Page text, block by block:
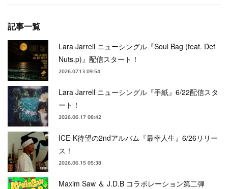
記事一覧
Lara Jarrell ニューシングル『Soul Bag (feat. Def
Nuts.p)』配信スタート！
2026.07.13 09:54
Lara Jarrell ニューシングル『手紙』6/22配信スタ
ート！
2026.06.17 08:42
ICE-K待望の2ndアルバム『最幸人生』6/26リリー
ス！
2026.06.15 05:38
Maxim Saw ＆ J.D.B コラボレーション第二弾